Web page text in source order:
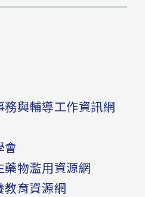
與輔導工作資訊網
會
物濫用資源網
教育資源網